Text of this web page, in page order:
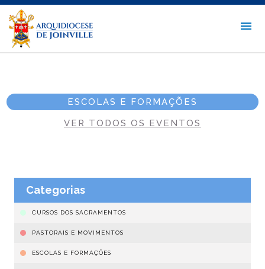
ESCOLAS E FORMAÇÕES
VER TODOS OS EVENTOS
Categorias
CURSOS DOS SACRAMENTOS
PASTORAIS E MOVIMENTOS
ESCOLAS E FORMAÇÕES